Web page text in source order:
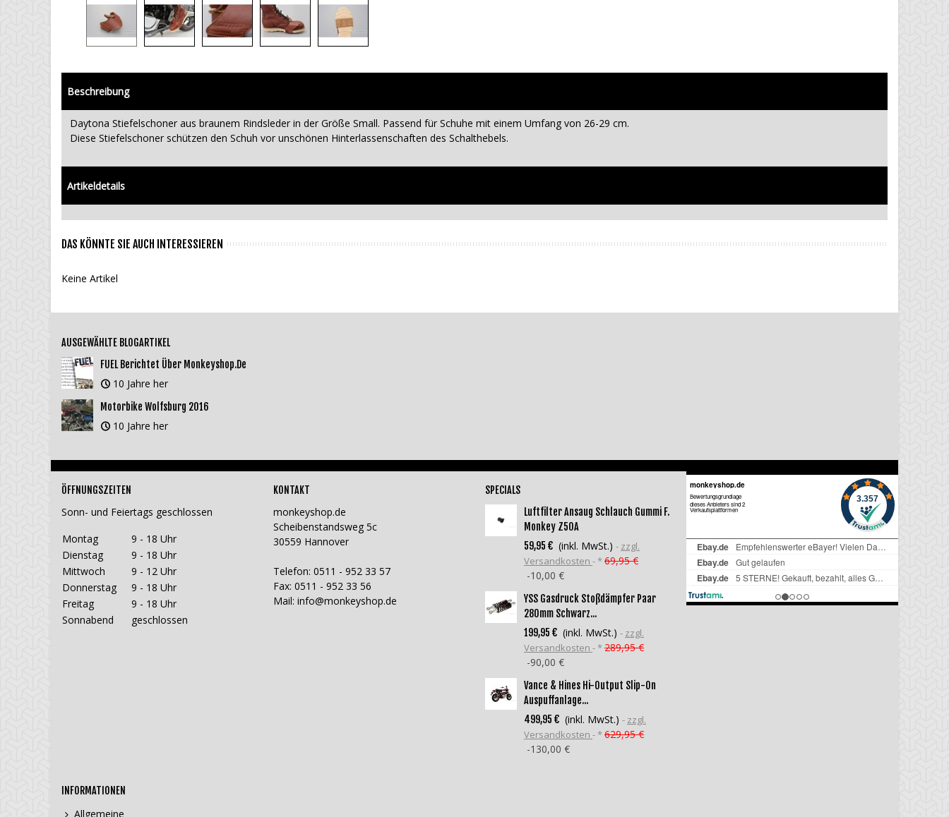
Beschreibung
Daytona Stiefelschoner aus braunem Rindsleder in der Größe Small. Passend für Schuhe mit einem Umfang von 26-29 cm.
Diese Stiefelschoner schützen den Schuh vor unschönen Hinterlassenschaften des Schalthebels.
Artikeldetails
DAS KÖNNTE SIE AUCH INTERESSIEREN
Keine Artikel
AUSGEWÄHLTE BLOGARTIKEL
FUEL Berichtet Über Monkeyshop.de
10 Jahre her
Motorbike Wolfsburg 2016
10 Jahre her
ÖFFNUNGSZEITEN
Sonn- und Feiertags geschlossen
Montag
9 - 18 Uhr
Dienstag
9 - 18 Uhr
Mittwoch
9 - 12 Uhr
Donnerstag
9 - 18 Uhr
Freitag
9 - 18 Uhr
Sonnabend
geschlossen
KONTAKT
monkeyshop.de
Scheibenstandsweg 5c
30559 Hannover
Telefon: 0511 - 952 33 57
Fax: 0511 - 952 33 56
Mail: info@monkeyshop.de
SPECIALS
Luftfilter Ansaug Schlauch Gummi F.
Monkey Z50A
59,95 € (inkl. MwSt.)
zzgl.
Versandkosten
*69,95 €
-10,00 €
YSS Gasdruck Stoßdämpfer Paar
280mm Schwarz...
199,95 € (inkl. MwSt.)
zzgl.
Versandkosten
*289,95 €
-90,00 €
Vance & Hines Hi-Output Slip-On
Auspuffanlage...
499,95 € (inkl. MwSt.)
zzgl.
Versandkosten
*629,95 €
-130,00 €
INFORMATIONEN
Allgemeine